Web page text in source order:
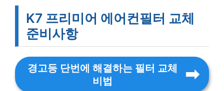
K7 프리미어 에어컨필터 교체
준비사항
경고등 단번에 해결하는 필터 교체
비법